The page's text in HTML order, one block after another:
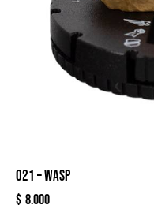
021 – WASP
$ 8.000